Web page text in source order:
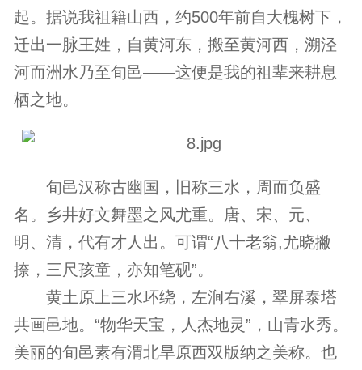
起。据说我祖籍山西，约500年前自大槐树下，
迁出一脉王姓，自黄河东，搬至黄河西，溯泾
河而洲水乃至旬邑——这便是我的祖辈来耕息
栖之地。
旬邑汉称古幽国，旧称三水，周而负盛
名。乡井好文舞墨之风尤重。唐、宋、元、
明、清，代有才人出。可谓“八十老翁,尤晓撇
捺，三尺孩童，亦知笔砚”。
黄土原上三水环绕，左涧右溪，翠屏泰塔
共画邑地。“物华天宝，人杰地灵”，山青水秀。
美丽的旬邑素有渭北旱原西双版纳之美称。也